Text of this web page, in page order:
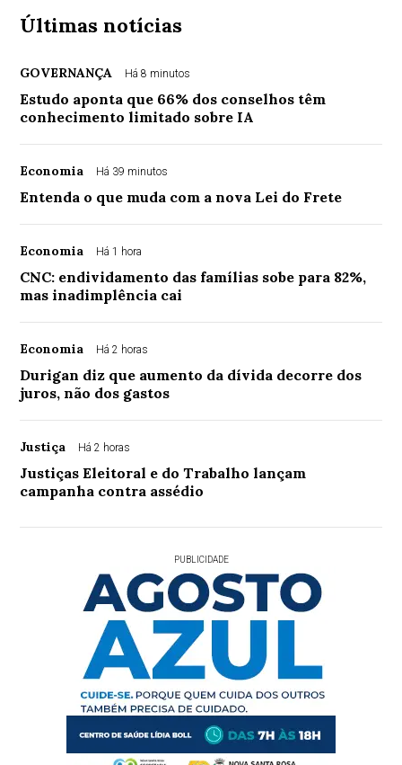
Últimas notícias
GOVERNANÇA Há 8 minutos
Estudo aponta que 66% dos conselhos têm
conhecimento limitado sobre IA
Economia Há 39 minutos
Entenda o que muda com a nova Lei do Frete
Economia Há 1 hora
CNC: endividamento das famílias sobe para 82%,
mas inadimplência cai
Economia Há 2 horas
Durigan diz que aumento da dívida decorre dos
juros, não dos gastos
Justiça Há 2 horas
Justiças Eleitoral e do Trabalho lançam
campanha contra assédio
PUBLICIDADE